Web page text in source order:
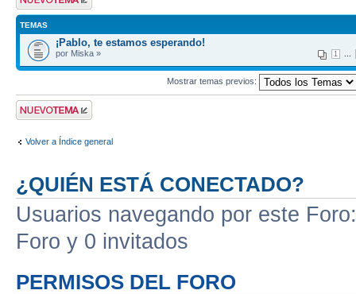
tema
TEMAS
¡Pablo, te estamos esperando!
1
por Miska »
Mostrar temas previos:
Publicar un nuevo
tema
Volver a Índice general
¿QUIÉN ESTÁ CONECTADO?
Usuarios navegando por este
Foro y 0 invitados
PERMISOS DEL FORO